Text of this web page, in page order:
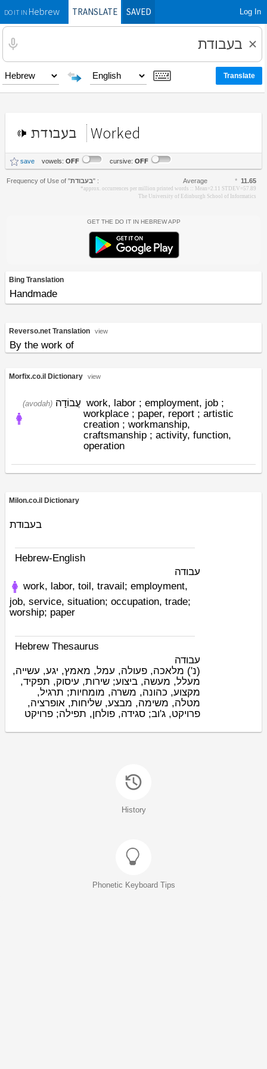
DO IT INHebrewTRANSLATE SAVED Log In
בעבודת Worked
save vowels: OFF cursive: OFF
Frequency of Use of "בעבודת" : Average * 11.65
*approx. occurrences per million printed words :: Mean=2.11 STDEV=57.89
The University of Edinburgh School of Informatics
Get the Do It In Hebrew App
Bing Translation
Handmade
Reverso.net Translation view
By the work of
Morfix.co.il Dictionary view
(avodah) עֲבוֹדָה work, labor ; employment, job ;
workplace ; paper, report ; artistic
creation ; workmanship,
craftsmanship ; activity, function,
operation
Milon.co.il Dictionary
בעבודת
Hebrew-English
עבודה
work, labor, toil, travail; employment,
job, service, situation; occupation, trade;
worship; paper
Hebrew Thesaurus
עבודה
(נ') מלאכה, פעולה, עמל, מאמץ, יגע, עשייה,
מעלל, מעשה, ביצוע; שירות, עיסוק, תפקיד,
מקצוע, כהונה, משרה, מומחיות; תרגיל,
מטלה, משימה, מבצע, שליחות, אופרציה,
פרויקט, ג'וב; סגידה, פולחן, תפילה; פרויקט
History
Phonetic Keyboard Tips